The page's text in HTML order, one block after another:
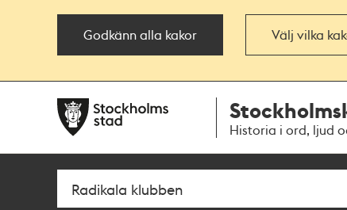
Godkänn alla kakor Välj vilka
navigationen
huvudinnehållet
Historia i ord, ljud
Sök